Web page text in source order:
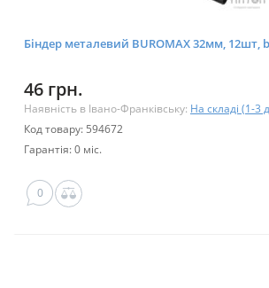
Біндер металевий BUROMAX 32мм, 12шт,
46 грн.
Наявність в Івано-Франківську: На складі (1-3
Код товару: 594672
Гарантія: 0 міс.
0